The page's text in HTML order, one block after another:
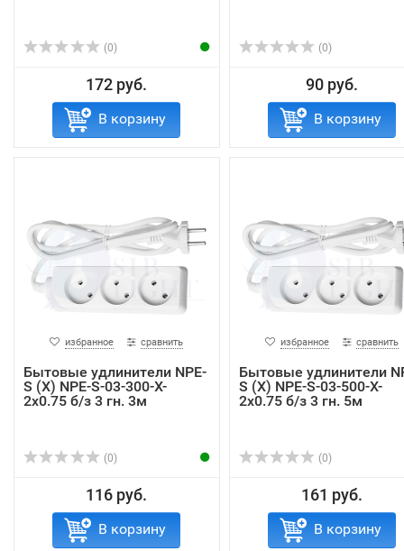
(0)
172 руб.
В корзину
(0)
90 руб.
В корзину
избранное сравнить
Бытовые удлинители NPE-
S (X) NPE-S-03-300-X-
2x0.75 б/з 3 гн. 3м
(0)
116 руб.
В корзину
избранное сравнить
Бытовые удлинители
S (X) NPE-S-03-500-X-
2x0.75 б/з 3 гн. 5м
(0)
161 руб.
В корзину